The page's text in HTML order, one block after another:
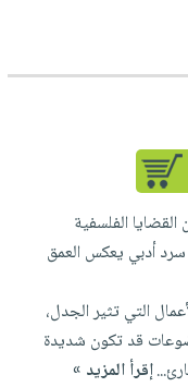
الفلسفية
أدبي يعكس العمق
التي تثير الجدل،
قد تكون شديدة
إقرأ المزيد »